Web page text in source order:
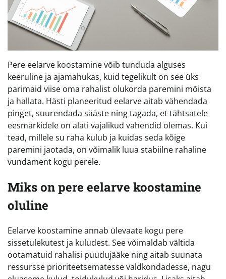
Pere eelarve koostamine võib tunduda alguses
keeruline ja ajamahukas, kuid tegelikult on see üks
parimaid viise oma rahalist olukorda paremini mõista
ja hallata. Hästi planeeritud eelarve aitab vähendada
pinget, suurendada sääste ning tagada, et tähtsatele
eesmärkidele on alati vajalikud vahendid olemas. Kui
tead, millele su raha kulub ja kuidas seda kõige
paremini jaotada, on võimalik luua stabiilne rahaline
vundament kogu perele.
Miks on pere eelarve koostamine
oluline
Eelarve koostamine annab ülevaate kogu pere
sissetulekutest ja kuludest. See võimaldab vältida
ootamatuid rahalisi puudujääke ning aitab suunata
ressursse prioriteetsematesse valdkondadesse, nagu